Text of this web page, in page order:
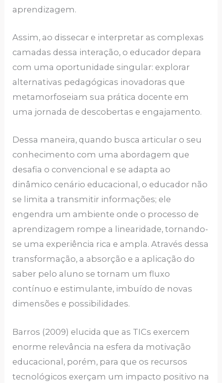
aprendizagem.
Assim, ao dissecar e interpretar as complexas
camadas dessa interação, o educador depara
com uma oportunidade singular: explorar
alternativas pedagógicas inovadoras que
metamorfoseiam sua prática docente em
uma jornada de descobertas e engajamento.
Dessa maneira, quando busca articular o seu
conhecimento com uma abordagem que
desafia o convencional e se adapta ao
dinâmico cenário educacional, o educador não
se limita a transmitir informações; ele
engendra um ambiente onde o processo de
aprendizagem rompe a linearidade, tornando-
se uma experiência rica e ampla. Através dessa
transformação, a absorção e a aplicação do
saber pelo aluno se tornam um fluxo
contínuo e estimulante, imbuído de novas
dimensões e possibilidades.
Barros (2009) elucida que as TICs exercem
enorme relevância na esfera da motivação
educacional, porém, para que os recursos
tecnológicos exerçam um impacto positivo na